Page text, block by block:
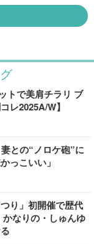
トで美肩チラリ ブ
レ2025A/W】
との“ノロケ砲”に
っこいい」
り」初開催で歴代
なりの・しゅんゆ